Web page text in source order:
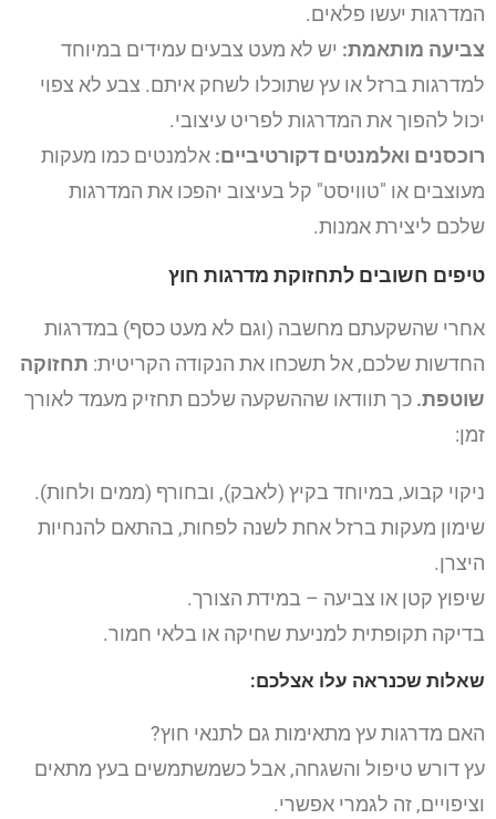
המדרגות יעשו פלאים.
צביעה מותאמת: יש לא מעט צבעים עמידים במיוחד
למדרגות ברזל או עץ שתוכלו לשחק איתם. צבע לא צפוי
יכול להפוך את המדרגות לפריט עיצובי.
רוכסנים ואלמנטים דקורטיביים: אלמנטים כמו מעקות
מעוצבים או "טוויסט" קל בעיצוב יהפכו את המדרגות
שלכם ליצירת אמנות.
טיפים חשובים לתחזוקת מדרגות חוץ
אחרי שהשקעתם מחשבה (וגם לא מעט כסף) במדרגות
החדשות שלכם, אל תשכחו את הנקודה הקריטית: תחזוקה
שוטפת. כך תוודאו שההשקעה שלכם תחזיק מעמד לאורך
זמן:
ניקוי קבוע, במיוחד בקיץ (לאבק), ובחורף (ממים ולחות).
שימון מעקות ברזל אחת לשנה לפחות, בהתאם להנחיות
היצרן.
שיפוץ קטן או צביעה – במידת הצורך.
בדיקה תקופתית למניעת שחיקה או בלאי חמור.
שאלות שכנראה עלו אצלכם:
האם מדרגות עץ מתאימות גם לתנאי חוץ?
עץ דורש טיפול והשגחה, אבל כשמשתמשים בעץ מתאים
וציפויים, זה לגמרי אפשרי.